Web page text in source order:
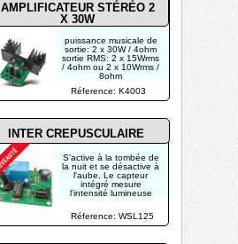
Réference: WSL125
Réference: K4003
S'active à la tombée de
la nuit et se désactive à
l'aube. Le capteur
intégré mesure
l'intensité lumineuse
max.alimentation : 12
VDC
AMPLIFICATEUR STÉRÉO 2
X 30W
INTER CREPUSCULAIRE
puissance musicale de
sortie: 2 x 30W / 4ohm
sortie RMS: 2 x 15Wrms
/ 4ohm ou 2 x 10Wrms /
8ohm
totale: 0.07% (1W /
1kHz)